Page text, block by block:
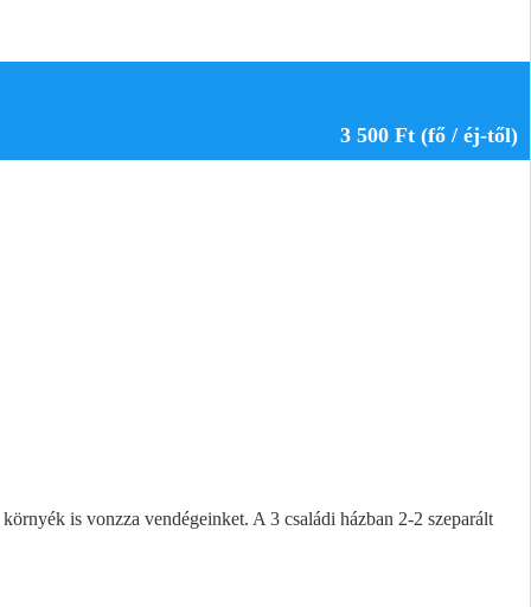
3 500 Ft (fő / éj-től)
is vonzza vendégeinket. A 3 családi házban 2-2 szeparált